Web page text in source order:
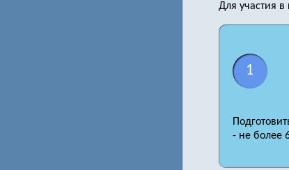
Для участия в
1
- не более